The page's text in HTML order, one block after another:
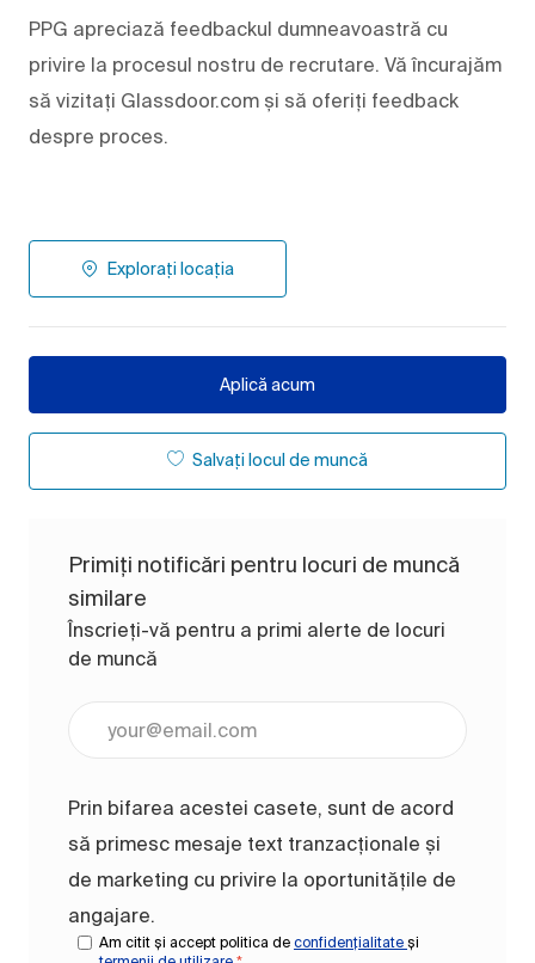
PPG apreciază feedbackul dumneavoastră cu
privire la procesul nostru de recrutare. Vă încurajăm
să vizitați Glassdoor.com și să oferiți feedback
despre proces.
Explorați locația
Aplică acum
Salvați locul de muncă
Primiți notificări pentru locuri de muncă
similare
Înscrieți-vă pentru a primi alerte de locuri
de muncă
Prin bifarea acestei casete, sunt de acord
să primesc mesaje text tranzacționale și
de marketing cu privire la oportunitățile de
angajare.
Am citit și accept politica de confidențialitate și